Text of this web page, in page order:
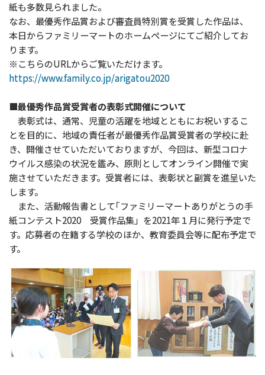
紙も多数見られました。
なお、最優秀作品賞および審査員特別賞を受賞した作品は、
本日からファミリーマートのホームページにてご紹介してお
ります。
※こちらのURLからご覧いただけます。
https://www.family.co.jp/arigatou2020
■最優秀作品賞受賞者の表彰式開催について
表彰式は、通常、児童の活躍を地域とともにお祝いするこ
とを目的に、地域の責任者が最優秀作品賞受賞者の学校に赴
き、開催させていただいておりますが、今回は、新型コロナ
ウイルス感染の状況を鑑み、原則としてオンライン開催で実
施させていただきます。受賞者には、表彰状と副賞を進呈いた
します。
また、活動報告書として｢ファミリーマートありがとうの手
紙コンテスト2020 受賞作品集」を2021年１月に発行予定で
す。応募者の在籍する学校のほか、教育委員会等に配布予定で
す。